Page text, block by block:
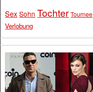
Sex Sohn Tochter Tournee
Verlobung